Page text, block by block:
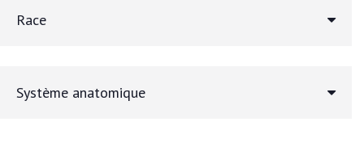
Race
Système anatomique